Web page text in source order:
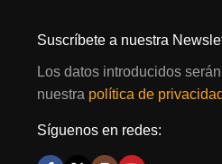
Suscríbete a nuestra
Los datos introducidos
nuestra política de
Síguenos en redes: